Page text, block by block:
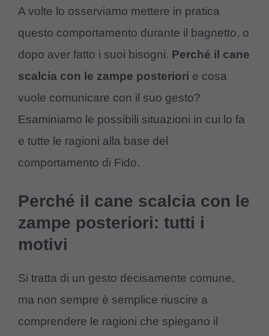
A volte lo osserviamo mettere in pratica
questo comportamento durante il bagnetto, o
dopo aver fatto i suoi bisogni. Perché il cane
scalcia con le zampe posteriori e cosa
vuole comunicare con il suo gesto?
Esaminiamo le possibili situazioni in cui lo fa
e tutte le ragioni alla base del
comportamento di Fido.
Perché il cane scalcia con le
zampe posteriori: tutti i
motivi
Si tratta di un gesto decisamente comune,
ma non sempre è semplice riuscire a
comprendere le ragioni che spiegano il